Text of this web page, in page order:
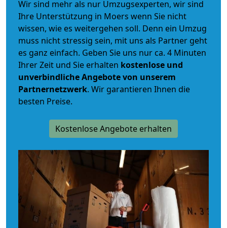
Wir sind mehr als nur Umzugsexperten, wir sind
Ihre Unterstützung in Moers wenn Sie nicht
wissen, wie es weitergehen soll. Denn ein Umzug
muss nicht stressig sein, mit uns als Partner geht
es ganz einfach. Geben Sie uns nur ca. 4 Minuten
Ihrer Zeit und Sie erhalten kostenlose und
unverbindlicheAngebote von unserem
Partnernetzwerk. Wir garantieren Ihnen die
besten Preise.
Kostenlose Angebote erhalten